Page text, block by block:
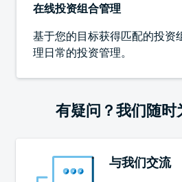
在线投资组合管理
基于您的目标获得匹配的投资
理日常的投资管理。
有疑问？我们随时
与我们交流